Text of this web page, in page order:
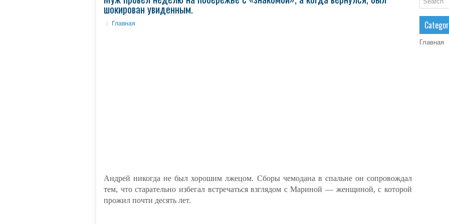
шокирован увиденным.
Главная
Андрей никогда не был хорошим лжецом. Сборы чемодана в спальне он сопровождал
тем, что старательно избегал встречаться взглядом с Мариной — женщиной, с которой
прожил почти десять лет.
Главная